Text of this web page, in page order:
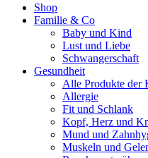
Shop
Familie & Co
Baby und Kind
Lust und Liebe
Schwangerschaft
Gesundheit
Alle Produkte der
Allergie
Fit und Schlank
Kopf, Herz und
Mund und
Muskeln und